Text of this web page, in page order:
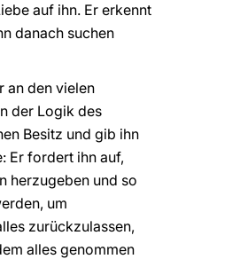
auf ihn. Er erkennt
danach suchen
an den vielen
der Logik des
Besitz und gib ihn
Er fordert ihn auf,
herzugeben und so
um
zurückzulassen,
alles genommen